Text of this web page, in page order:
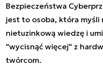
Bezpieczeństwa
jest to osoba, która myśli
nietuzinkową wiedzę i
"wycisnąć więcej" z
twórcom.